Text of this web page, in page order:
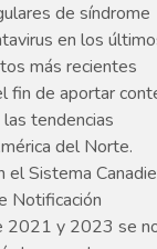
de síndrome
en los
más recientes
fin de aportar
tendencias
del Norte.
el Sistema
Notificación
2021 y 2023 se